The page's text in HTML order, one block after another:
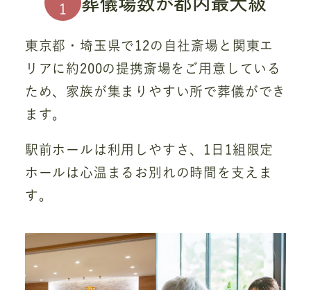
1
東京都・埼玉県で12の自社斎場と関東エ
リアに約200の提携斎場をご用意している
ため、家族が集まりやすい所で葬儀ができ
ます。
駅前ホールは利用しやすさ、1日1組限定
ホールは心温まるお別れの時間を支えま
す。